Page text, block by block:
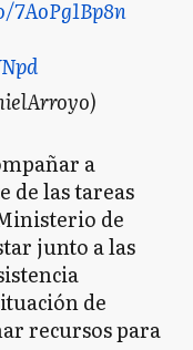
a
de las tareas
de
junto a las
de
recursos para